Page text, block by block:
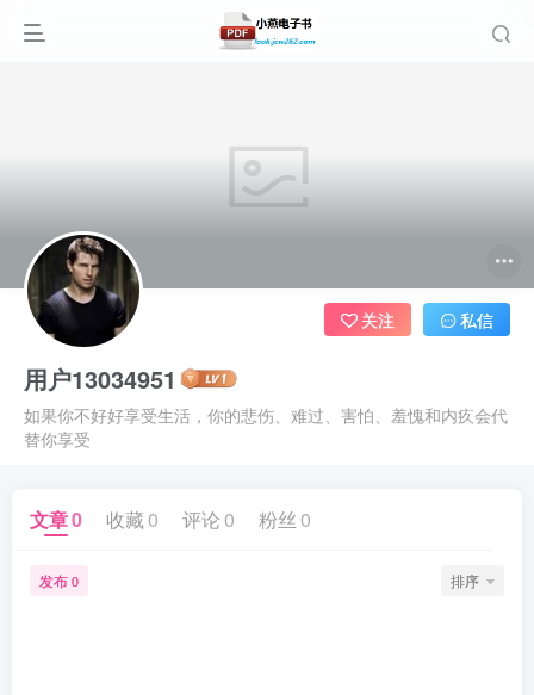
用户13034951
如果你不好好享受生活，你的悲伤、难过、害怕、羞愧和内疚会代
替你享受
关注 私信
文章0 收藏 0 评论 0 粉丝 0
发布 0 排序